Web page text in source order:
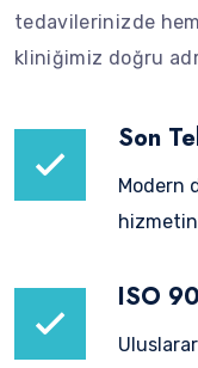
tedavilerinizde
kliniğimiz doğru
Son
Modern
ISO